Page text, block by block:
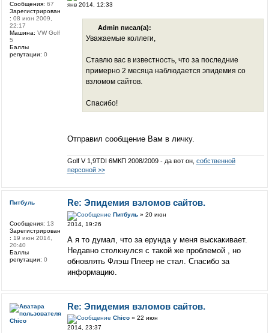
янв 2014, 12:33
Admin писал(а):
Уважаемые коллеги,
Ставлю вас в известность, что за последние
примерно 2 месяца наблюдается эпидемия со
взломом сайтов.
Спасибо!
Отправил сообщение Вам в личку.
Golf V 1,9TDI 6МКП 2008/2009 - да вот он, собственной
персоной >>
Сообщения: 67
Зарегистрирован
: 08 июн 2009,
22:17
Машина: VW Golf
5
Баллы
репутации: 0
Re: Эпидемия взломов сайтов.
Питбуль» 20 июн
2014, 19:26
А я то думал, что за ерунда у меня выскакивает.
Недавно столкнулся с такой же проблемой , но
обновлять Флэш Плеер не стал. Спасибо за
информацию.
Питбуль
Сообщения: 13
Зарегистрирован
: 19 июн 2014,
20:40
Баллы
репутации: 0
Re: Эпидемия взломов сайтов.
Chico» 22 июн
2014, 23:37
Chico